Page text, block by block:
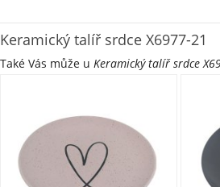
Keramický talíř srdce X6977-21
Také Vás může u Keramický talíř srdce